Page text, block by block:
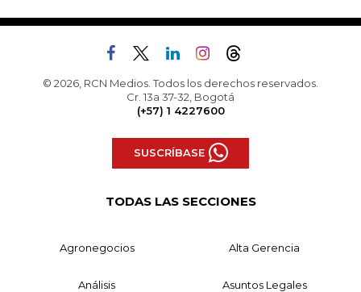
© 2026, RCN Medios. Todos los derechos reservados.
Cr. 13a 37-32, Bogotá
(+57) 1 4227600
SUSCRÍBASE
TODAS LAS SECCIONES
Agronegocios Alta Gerencia
Análisis Asuntos Legales